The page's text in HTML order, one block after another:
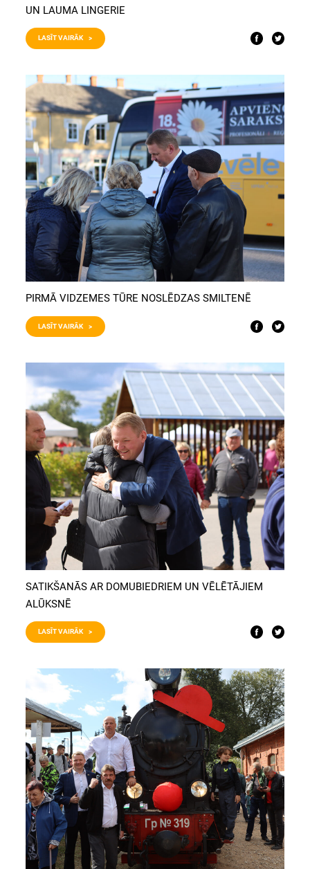
UN LAUMA LINGERIE
LASĪT VAIRĀK >
PIRMĀ VIDZEMES TŪRE NOSLĒDZAS SMILTENĒ
LASĪT VAIRĀK >
SATIKŠANĀS AR DOMUBIEDRIEM UN VĒLĒTĀJIEM
ALŪKSNĒ
LASĪT VAIRĀK >